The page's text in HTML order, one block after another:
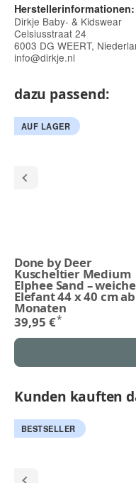
Herstellerinformationen:
Dirkje Baby- & Kidswear
Celsiusstraat 24
6003 DG WEERT,
info@dirkje.nl
dazu passend:
AUF LAGER
Done by Deer
Kuscheltier Medium
Elphee Sand –
Elefant 44 x 40 cm
Monaten
39,95 €*
Kunden kauften
BESTSELLER